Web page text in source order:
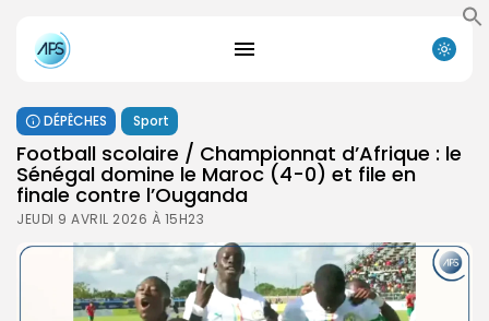
DÉPÊCHES Sport
‎Football scolaire / Championnat d’Afrique : le
Sénégal domine le Maroc (4-0) et file en
finale contre l’Ouganda ‎
JEUDI 9 AVRIL 2026 À 15H23